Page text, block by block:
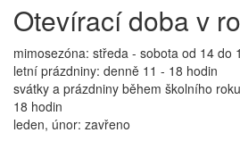
Otevírací doba v
mimosezóna: středa - sobota od 14 do
letní prázdniny: denně 11 - 18 hodin
svátky a prázdniny během školního
18 hodin
leden, únor: zavřeno